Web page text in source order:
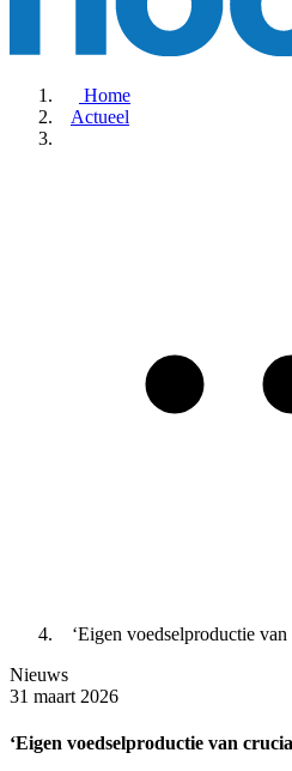
Home
Actueel
‘Eigen voedselproductie van
Nieuws
31 maart 2026
‘Eigen voedselproductie van